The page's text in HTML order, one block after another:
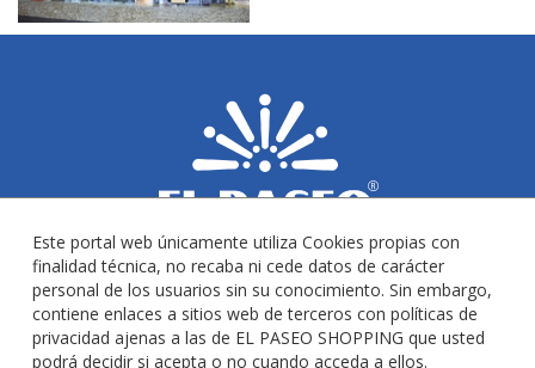
Este portal web únicamente utiliza Cookies propias con
finalidad técnica, no recaba ni cede datos de carácter
personal de los usuarios sin su conocimiento. Sin embargo,
contiene enlaces a sitios web de terceros con políticas de
privacidad ajenas a las de EL PASEO SHOPPING que usted
podrá decidir si acepta o no cuando acceda a ellos.